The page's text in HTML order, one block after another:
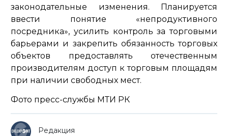
законодательные изменения. Планируется
ввести понятие «непродуктивного
посредника», усилить контроль за торговыми
барьерами и закрепить обязанность торговых
объектов предоставлять отечественным
производителям доступ к торговым площадям
при наличии свободных мест.
Фото пресс-службы МТИ РК
Редакция